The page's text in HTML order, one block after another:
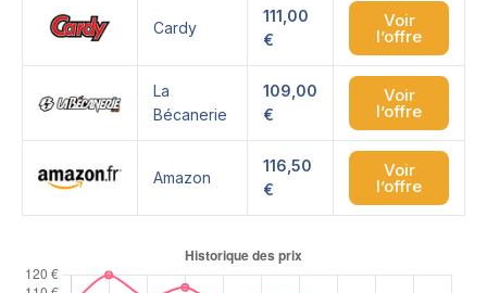
Cardy
111,00
€
Voir
l’offre
La
Bécanerie
109,00
€
Voir
l’offre
Amazon
116,50
€
Voir
l’offre